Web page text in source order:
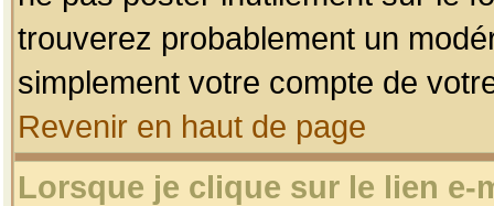
trouverez probablement un
simplement votre compte de
Revenir en haut de page
Lorsque je clique sur le lien